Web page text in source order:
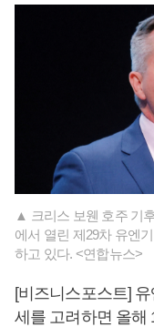
▲ 크리스 보웬 호주 기
에서 열린 제29차 유엔
하고 있다. <연합뉴스>
[비즈니스포스트]
세를 고려하면 올해